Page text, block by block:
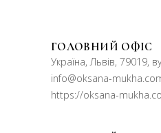
ГОЛОВНИЙ ОФІС
Україна, Львів, 79019,
info@oksana-
https://oksana-